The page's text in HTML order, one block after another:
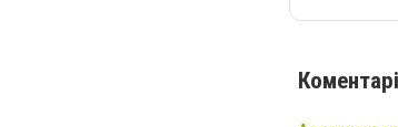
Коментарі